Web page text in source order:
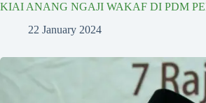
KIAI ANANG NGAJI WAKAF DI PDM
22 January 2024